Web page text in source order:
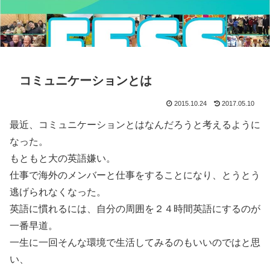
コミュニケーションとは
2015.10.24 2017.05.10
最近、コミュニケーションとはなんだろうと考えるように
なった。
もともと大の英語嫌い。
仕事で海外のメンバーと仕事をすることになり、とうとう
逃げられなくなった。
英語に慣れるには、自分の周囲を２４時間英語にするのが
一番早道。
一生に一回そんな環境で生活してみるのもいいのではと思
い、